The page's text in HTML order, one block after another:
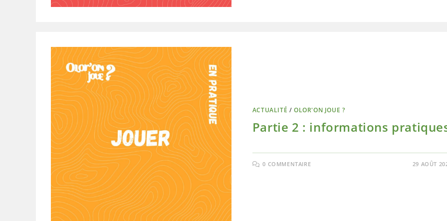
ACTUALITÉ /OLOR'ON JOUE ?
Partie 2 : informations
0 COMMENTAIRE 29 AOÛT